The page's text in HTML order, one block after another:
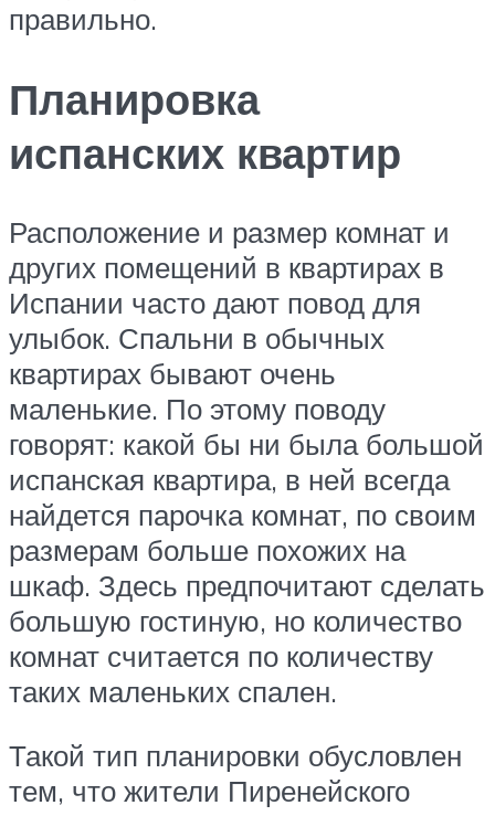
правильно.
Планировка
испанских квартир
Расположение и размер комнат и
других помещений в квартирах в
Испании часто дают повод для
улыбок. Спальни в обычных
квартирах бывают очень
маленькие. По этому поводу
говорят: какой бы ни была большой
испанская квартира, в ней всегда
найдется парочка комнат, по своим
размерам больше похожих на
шкаф. Здесь предпочитают сделать
большую гостиную, но количество
комнат считается по количеству
таких маленьких спален.
Такой тип планировки обусловлен
тем, что жители Пиренейского